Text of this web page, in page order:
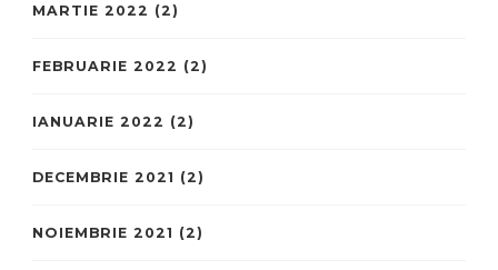
MARTIE 2022 (2)
FEBRUARIE 2022 (2)
IANUARIE 2022 (2)
DECEMBRIE 2021 (2)
NOIEMBRIE 2021 (2)